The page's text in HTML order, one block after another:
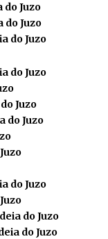
Juzo
do Juzo
do Juzo
do Juzo
Juzo
do Juzo
do Juzo
do Juzo
do Juzo